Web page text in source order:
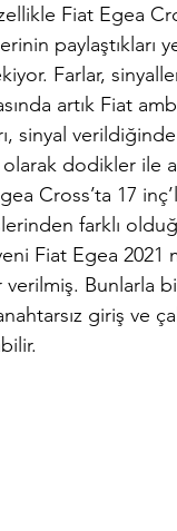
Fiat Egea
paylaştıkları
Farlar,
artık Fiat
sinyal
dodikler ile
Cross’ta 17
farklı
Fiat Egea
Bunlarla
giriş ve